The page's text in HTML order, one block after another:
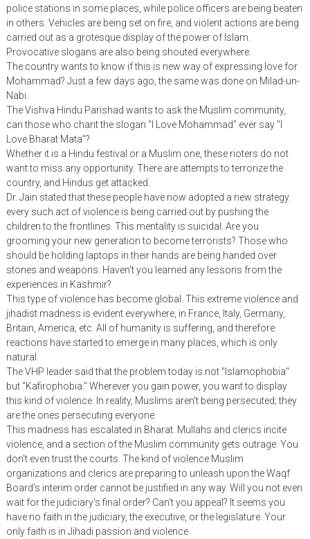
police stations in some places, while police officers are being beaten
in others. Vehicles are being set on fire, and violent actions are being
carried out as a grotesque display of the power of Islam.
Provocative slogans are also being shouted everywhere.
The country wants to know if this is new way of expressing love for
Mohammad? Just a few days ago, the same was done on Milad-un-
Nabi.
The Vishva Hindu Parishad wants to ask the Muslim community,
can those who chant the slogan "I Love Mohammad" ever say "I
Love Bharat Mata"?
Whether it is a Hindu festival or a Muslim one, these rioters do not
want to miss any opportunity. There are attempts to terrorize the
country, and Hindus get attacked.
Dr. Jain stated that these people have now adopted a new strategy.
every such act of violence is being carried out by pushing the
children to the frontlines. This mentality is suicidal. Are you
grooming your new generation to become terrorists? Those who
should be holding laptops in their hands are being handed over
stones and weapons. Haven't you learned any lessons from the
experiences in Kashmir?
This type of violence has become global. This extreme violence and
jihadist madness is evident everywhere, in France, Italy, Germany,
Britain, America, etc. All of humanity is suffering, and therefore
reactions have started to emerge in many places, which is only
natural.
The VHP leader said that the problem today is not "Islamophobia"
but "Kafirophobia." Wherever you gain power, you want to display
this kind of violence. In reality, Muslims aren't being persecuted; they
are the ones persecuting everyone.
This madness has escalated in Bharat. Mullahs and clerics incite
violence, and a section of the Muslim community gets outrage. You
don't even trust the courts. The kind of violence Muslim
organizations and clerics are preparing to unleash upon the Waqf
Board's interim order cannot be justified in any way. Will you not even
wait for the judiciary's final order? Can't you appeal? It seems you
have no faith in the judiciary, the executive, or the legislature. Your
only faith is in Jihadi passion and violence.